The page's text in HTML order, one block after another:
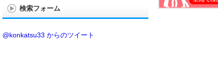
検索フォーム
@konkatsu33 からのツイート